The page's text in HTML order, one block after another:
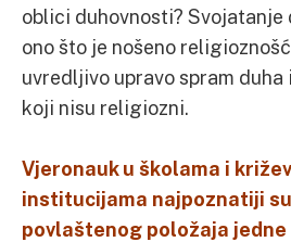
oblici duhovnosti? Svojatanje
ono što je nošeno
uvredljivo upravo spram duha
koji nisu religiozni.
Vjeronauk u školama i
institucijama najpoznatiji
povlaštenog položaja